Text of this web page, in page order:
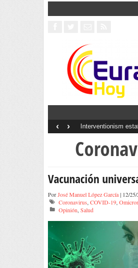
Interventionism
‹ ›
Vacunación
PorJosé Manuel López García| 12/25/
Coronavirus, COVID-19,
Opinión, Salud